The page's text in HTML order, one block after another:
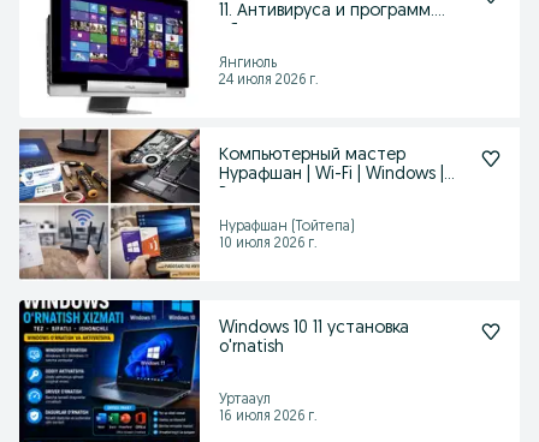
11. Антивируса и программ.
Янгиюль
24 июля 2026 г.
Компьютерный мастер
Нурафшан | Wi-Fi | Windows |
Нурафшан (Тойтепа)
10 июля 2026 г.
Windows 10 11 установка
o'rnatish
Уртааул
16 июля 2026 г.